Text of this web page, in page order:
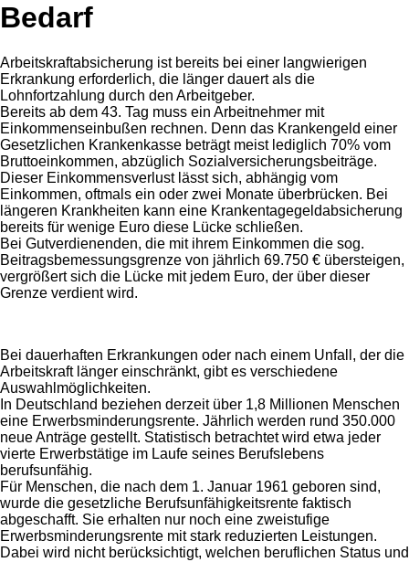
Bedarf
Arbeitskraftabsicherung ist bereits bei einer langwierigen
Erkrankung erforderlich, die länger dauert als die
Lohnfortzahlung durch den Arbeitgeber.
Bereits ab dem 43. Tag muss ein Arbeitnehmer mit
Einkommenseinbußen rechnen. Denn das Krankengeld einer
Gesetzlichen Krankenkasse beträgt meist lediglich 70% vom
Bruttoeinkommen, abzüglich Sozialversicherungsbeiträge.
Dieser Einkommensverlust lässt sich, abhängig vom
Einkommen, oftmals ein oder zwei Monate überbrücken. Bei
längeren Krankheiten kann eine Krankentagegeldabsicherung
bereits für wenige Euro diese Lücke schließen.
Bei Gutverdienenden, die mit ihrem Einkommen die sog.
Beitragsbemessungsgrenze von jährlich 69.750 € übersteigen,
vergrößert sich die Lücke mit jedem Euro, der über dieser
Grenze verdient wird.
Bei dauerhaften Erkrankungen oder nach einem Unfall, der die
Arbeitskraft länger einschränkt, gibt es verschiedene
Auswahlmöglichkeiten.
In Deutschland beziehen derzeit über 1,8 Millionen Menschen
eine Erwerbsminderungsrente. Jährlich werden rund 350.000
neue Anträge gestellt. Statistisch betrachtet wird etwa jeder
vierte Erwerbstätige im Laufe seines Berufslebens
berufsunfähig.
Für Menschen, die nach dem 1. Januar 1961 geboren sind,
wurde die gesetzliche Berufsunfähigkeitsrente faktisch
abgeschafft. Sie erhalten nur noch eine zweistufige
Erwerbsminderungsrente mit stark reduzierten Leistungen.
Dabei wird nicht berücksichtigt, welchen beruflichen Status und